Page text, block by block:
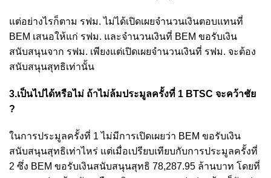
แต่อย่างไรก็ตาม รฟม. ไม่ได้เปิดเผยจำนวนเงินตอบแทนที่
BEM เสนอให้แก่ รฟม. และจำนวนเงินที่ BEM ขอรับเงิน
สนับสนุนจาก รฟม. เพียงแต่เปิดเผยจำนวนเงินที่ รฟม. จะต้อง
สนับสนุนสุทธิเท่านั้น
3.เป็นไปได้หรือไม่ ถ้าไม่ล้มประมูลครั้งที่ 1 BTSC จะคว้าชัย
?
ในการประมูลครั้งที่ 1 ไม่มีการเปิดเผยว่า BEM ขอรับเงิน
สนับสนุนสุทธิเท่าไหร่ แต่เมื่อเปรียบเทียบกับการประมูลครั้งที่
2 ซึ่ง BEM ขอรับเงินสนับสนุนสุทธิ 78,287.95 ล้านบาท โดยที่